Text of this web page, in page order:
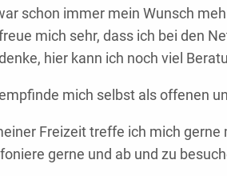
schon immer mein Wunsch
mich sehr, dass ich bei den
hier kann ich noch viel
mich selbst als offenen
Freizeit treffe ich mich gerne
gerne und ab und zu